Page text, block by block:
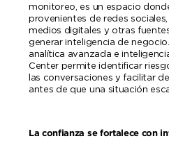
monitoreo, es un espacio
provenientes de redes
medios digitales y otras
generar inteligencia de
analítica avanzada e
Center permite identificar
las conversaciones y facilitar
antes de que una situación
La confianza se fortalece con